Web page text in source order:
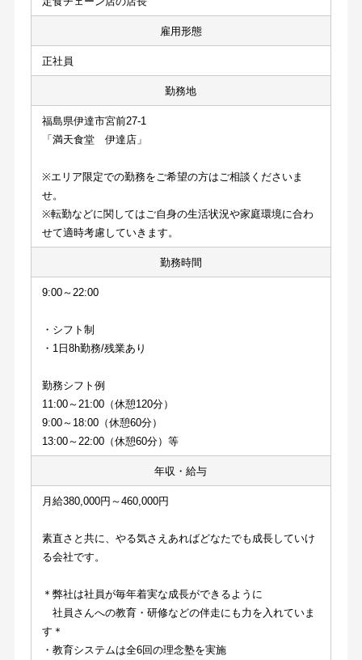
雇用形態
正社員
勤務地
福島県伊達市宮前27-1
「満天食堂　伊達店」
※エリア限定での勤務をご希望の方はご相談くださいま
せ。
※転勤などに関してはご自身の生活状況や家庭環境に合わ
せて適時考慮していきます。
勤務時間
9:00～22:00
・シフト制
・1日8h勤務/残業あり
勤務シフト例
11:00～21:00（休憩120分）
9:00～18:00（休憩60分）
13:00～22:00（休憩60分）等
年収・給与
月給380,000円～460,000円
素直さと共に、やる気さえあればどなたでも成長していけ
る会社です。
＊弊社は社員が毎年着実な成長ができるように
社員さんへの教育・研修などの伴走にも力を入れていま
す＊
・教育システムは全6回の理念塾を実施